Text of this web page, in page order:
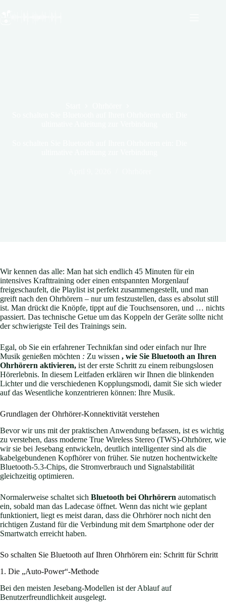
Wir kennen das alle: Man hat sich endlich 45 Minuten für ein
intensives Krafttraining oder einen entspannten Morgenlauf
freigeschaufelt, die Playlist ist perfekt zusammengestellt, und man
greift nach den Ohrhörern – nur um festzustellen, dass es absolut still
ist. Man drückt die Knöpfe, tippt auf die Touchsensoren, und … nichts
passiert. Das technische Getue um das Koppeln der Geräte sollte nicht
der schwierigste Teil des Trainings sein.
Egal, ob Sie ein erfahrener Technikfan sind oder einfach nur Ihre
Musik genießen möchten : Zu wissen , wie Sie Bluetooth an Ihren
Ohrhörern aktivieren, ist der erste Schritt zu einem reibungslosen
Hörerlebnis. In diesem Leitfaden erklären wir Ihnen die blinkenden
Lichter und die verschiedenen Kopplungsmodi, damit Sie sich wieder
auf das Wesentliche konzentrieren können: Ihre Musik.
Grundlagen der Ohrhörer-Konnektivität verstehen
Bevor wir uns mit der praktischen Anwendung befassen, ist es wichtig
zu verstehen, dass moderne True Wireless Stereo (TWS)-Ohrhörer, wie
wir sie bei Jesebang entwickeln, deutlich intelligenter sind als die
kabelgebundenen Kopfhörer von früher. Sie nutzen hochentwickelte
Bluetooth-5.3-Chips, die Stromverbrauch und Signalstabilität
gleichzeitig optimieren.
Normalerweise schaltet sich Bluetooth bei Ohrhörern automatisch
ein, sobald man das Ladecase öffnet. Wenn das nicht wie geplant
funktioniert, liegt es meist daran, dass die Ohrhörer noch nicht den
richtigen Zustand für die Verbindung mit dem Smartphone oder der
Smartwatch erreicht haben.
So schalten Sie Bluetooth auf Ihren Ohrhörern ein: Schritt für Schritt
1. Die „Auto-Power“-Methode
Bei den meisten Jesebang-Modellen ist der Ablauf auf
Benutzerfreundlichkeit ausgelegt.